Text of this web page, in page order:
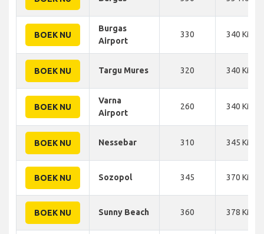
BOEK NU
Burgas
Airport
330 340 KM
BOEK NU Targu Mures 320 340 KM
BOEK NU
Varna
Airport
260 340 KM
BOEK NU Nessebar 310 345 KM
BOEK NU Sozopol 345 370 KM
BOEK NU Sunny Beach 360 378 KM